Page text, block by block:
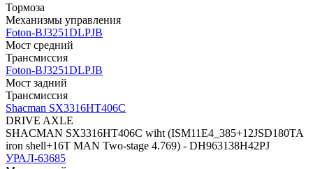
Тормоза
Механизмы управления
Foton-BJ3251DLPJB
Мост средний
Трансмиссия
Foton-BJ3251DLPJB
Мост задний
Трансмиссия
Shacman SX3316HT406C
DRIVE AXLE
SHACMAN SX3316HT406C wiht (ISM11E4_385+12JSD180TA
iron shell+16T MAN Two-stage 4.769) - DH963138H42PJ
УРАЛ-63685